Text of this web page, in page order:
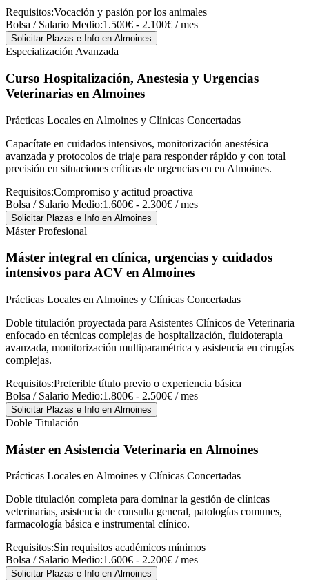
Requisitos:Vocación y pasión por los animales
Bolsa / Salario Medio:1.500€ - 2.100€ / mes
Solicitar Plazas e Info en Almoines
Especialización Avanzada
Curso Hospitalización, Anestesia y Urgencias
Veterinarias en Almoines
Prácticas Locales en Almoines y Clínicas Concertadas
Capacítate en cuidados intensivos, monitorización anestésica
avanzada y protocolos de triaje para responder rápido y con total
precisión en situaciones críticas de urgencias en en Almoines.
Requisitos:Compromiso y actitud proactiva
Bolsa / Salario Medio:1.600€ - 2.300€ / mes
Solicitar Plazas e Info en Almoines
Máster Profesional
Máster integral en clínica, urgencias y cuidados
intensivos para ACV en Almoines
Prácticas Locales en Almoines y Clínicas Concertadas
Doble titulación proyectada para Asistentes Clínicos de Veterinaria
enfocado en técnicas complejas de hospitalización, fluidoterapia
avanzada, monitorización multiparamétrica y asistencia en cirugías
complejas.
Requisitos:Preferible título previo o experiencia básica
Bolsa / Salario Medio:1.800€ - 2.500€ / mes
Solicitar Plazas e Info en Almoines
Doble Titulación
Máster en Asistencia Veterinaria en Almoines
Prácticas Locales en Almoines y Clínicas Concertadas
Doble titulación completa para dominar la gestión de clínicas
veterinarias, asistencia de consulta general, patologías comunes,
farmacología básica e instrumental clínico.
Requisitos:Sin requisitos académicos mínimos
Bolsa / Salario Medio:1.600€ - 2.200€ / mes
Solicitar Plazas e Info en Almoines